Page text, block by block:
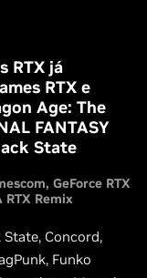
RTX já
RTX e
Age: The
FANTASY
State
GeForce RTX
RTX Remix
Concord,
Funko